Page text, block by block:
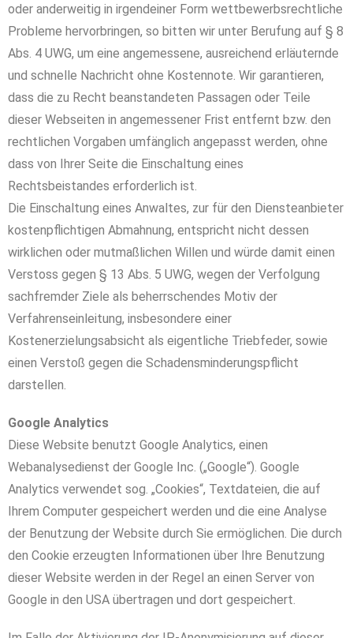
oder anderweitig in irgendeiner Form wettbewerbsrechtliche
Probleme hervorbringen, so bitten wir unter Berufung auf § 8
Abs. 4 UWG, um eine angemessene, ausreichend erläuternde
und schnelle Nachricht ohne Kostennote. Wir garantieren,
dass die zu Recht beanstandeten Passagen oder Teile
dieser Webseiten in angemessener Frist entfernt bzw. den
rechtlichen Vorgaben umfänglich angepasst werden, ohne
dass von Ihrer Seite die Einschaltung eines
Rechtsbeistandes erforderlich ist.
Die Einschaltung eines Anwaltes, zur für den Diensteanbieter
kostenpflichtigen Abmahnung, entspricht nicht dessen
wirklichen oder mutmaßlichen Willen und würde damit einen
Verstoss gegen § 13 Abs. 5 UWG, wegen der Verfolgung
sachfremder Ziele als beherrschendes Motiv der
Verfahrenseinleitung, insbesondere einer
Kostenerzielungsabsicht als eigentliche Triebfeder, sowie
einen Verstoß gegen die Schadensminderungspflicht
darstellen.
Google Analytics
Diese Website benutzt Google Analytics, einen
Webanalysedienst der Google Inc. („Google“). Google
Analytics verwendet sog. „Cookies“, Textdateien, die auf
Ihrem Computer gespeichert werden und die eine Analyse
der Benutzung der Website durch Sie ermöglichen. Die durch
den Cookie erzeugten Informationen über Ihre Benutzung
dieser Website werden in der Regel an einen Server von
Google in den USA übertragen und dort gespeichert.